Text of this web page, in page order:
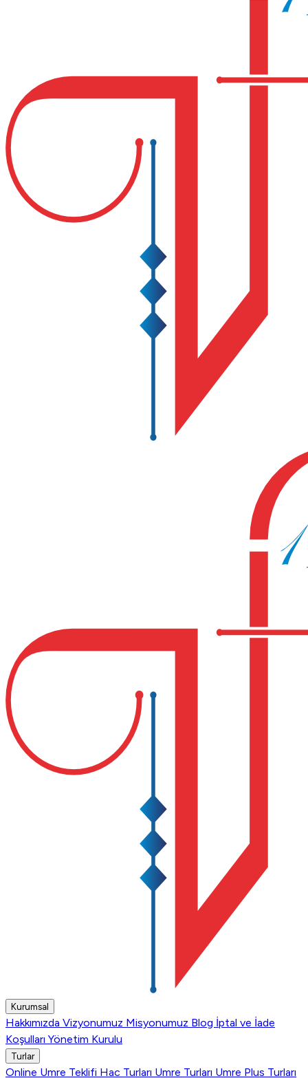
Kurumsal
Hakkımızda Vizyonumuz Misyonumuz Blog İptal ve İade
Koşulları Yönetim Kurulu
Turlar
Online Umre Teklifi Hac Turları Umre Turları Umre Plus Turları